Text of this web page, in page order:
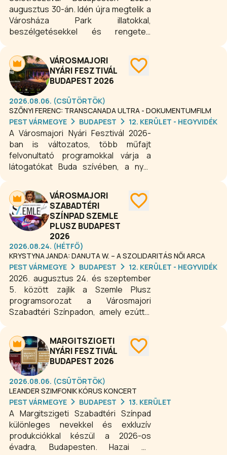
augusztus 30-án. Idén újra megtelik a
Városháza Park illatokkal,
beszélgetésekkel és rengeteg
ikonikus étele, lassan megfőzött bab,
árpa és füstölt hús különleges
keveréke, amely a tradíciók szerint
szombatra készül. A Sóletfesztivál a
Zsinagógák Hetének nagyszabású
gasztroprogramja, amelyen évről
évre sok ezer adag sóletet
vonultatunk fel, ám sosem ugyanúgy,
sosem ugyanazt.
VÁROSMAJORI
NYÁRI FESZTIVÁL
BUDAPEST 2026
2026.08.06. (CSÜTÖRTÖK)
SZŐNYI FERENC: TRANSCANADA ULTRA - DOKUMENTUMFILM
PEST VÁRMEGYE
BUDAPEST 12. KERÜLET - HEGYVIDÉK
A Városmajori Nyári Fesztivál 2026-
ban is változatos, több műfajt
felvonultató programokkal várja a
látogatókat Buda szívében, a nyár
ősfákkal övezett szabadtéri
színpadon több mint hetven
produkció – koncertek, színházi
előadások, ősbemutatók,
gyerekprogramok és filmvetítések –
gondoskodik a különleges kulturális
élményről. A fesztivál valódi műfaji
sokszínűséget kínál, így régi és új
nézők számára egyaránt
kihagyhatatlan program Budapesten.
VÁROSMAJORI
SZABADTÉRI
SZÍNPAD SZEMLE
PLUSZ BUDAPEST
2026
2026.08.24. (HÉTFŐ)
KRYSTYNA JANDA: DANUTA W. – A SZOLIDARITÁS NŐI ARCA
PEST VÁRMEGYE
BUDAPEST 12. KERÜLET - HEGYVIDÉK
2026. augusztus 24. és szeptember
5. között zajlik a Szemle Plusz
programsorozat a Városmajori
Szabadtéri Színpadon, amely ezúttal
túli színházi alkotásokra, valamint a
független előadóművészek
támogatására helyezi a hangsúlyt. Az
idei év különlegessége, hogy a
versenyprogram mellett a
tehetséggondozás még
hangsúlyosabban jelenik meg: hét
színiiskola hallgatói kapnak
lehetőséget a bemutatkozásra az
OFF program keretében.
MARGITSZIGETI
NYÁRI FESZTIVÁL
BUDAPEST 2026
2026.08.06. (CSÜTÖRTÖK)
LEANDER SZIMFONIK KÓRUS KONCERT
PEST VÁRMEGYE
BUDAPEST 13. KERÜLET
A Margitszigeti Szabadtéri Színpad
különleges nevekkel és exkluzív
produkciókkal készül a 2026-os
évadra, Budapesten. Hazai és